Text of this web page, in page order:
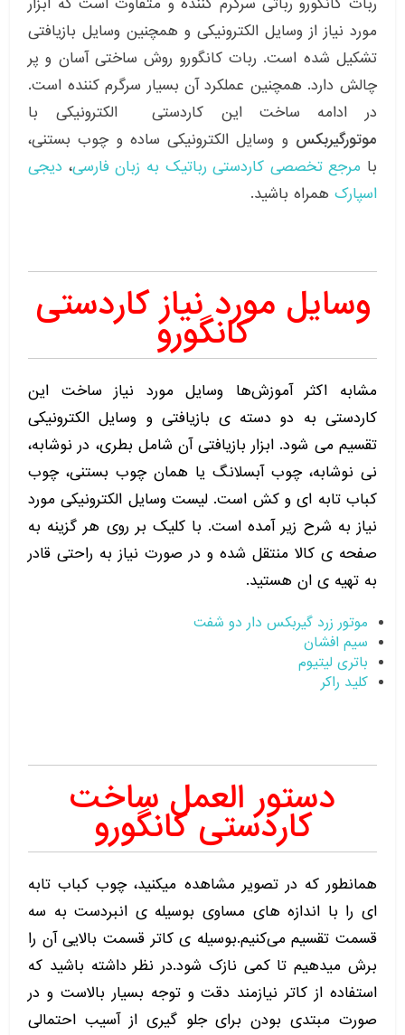
مورد نیاز از وسایل الکترونیکی و همچنین وسایل بازیافتی
تشکیل شده است. ربات کانگورو روش ساختی آسان و پر
چالش دارد. همچنین عملکرد آن بسیار سرگرم کننده است.
در ادامه ساخت این کاردستی الکترونیکی با
موتورگیربکس و وسایل الکترونیکی ساده و چوب بستنی،
با مرجع تخصصی کاردستی رباتیک به زبان فارسی، دیجی
اسپارک همراه باشید.
وسایل مورد نیاز کاردستی
کانگورو
مشابه اکثر آموزش‌ها وسایل مورد نیاز ساخت این
کاردستی به دو دسته ی بازیافتی و وسایل الکترونیکی
تقسیم می شود. ابزار بازیافتی آن شامل بطری، در نوشابه،
نی نوشابه، چوب آبسلانگ یا همان چوب بستنی، چوب
کباب تابه ای و کش است. لیست وسایل الکترونیکی مورد
نیاز به شرح زیر آمده است. با کلیک بر روی هر گزینه به
صفحه ی کالا منتقل شده و در صورت نیاز به راحتی قادر
به تهیه ی ان هستید.
موتور زرد گیربکس دار دو شفت
سیم افشان
باتری لیتیوم
کلید راکر
دستور العمل ساخت
کاردستی کانگورو
همانطور که در تصویر مشاهده میکنید، چوب کباب تابه
ای را با اندازه های مساوی بوسیله ی انبردست به سه
قسمت تقسیم می‌کنیم.بوسیله ی کاتر قسمت بالایی آن را
برش میدهیم تا کمی نازک شود.در نظر داشته باشید که
استفاده از کاتر نیازمند دقت و توجه بسیار بالاست و در
صورت مبتدی بودن برای جلو گیری از آسیب احتمالی